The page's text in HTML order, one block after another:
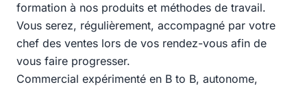
formation à nos produits et méthodes de travail.
Vous serez, régulièrement, accompagné par votre
chef des ventes lors de vos rendez-vous afin de
vous faire progresser.
Commercial expérimenté en B to B, autonome,